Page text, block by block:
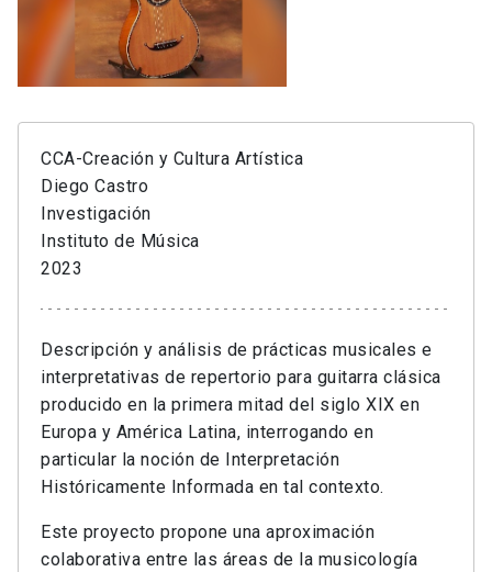
CCA-Creación y Cultura Artística
Diego Castro
Investigación
Instituto de Música
2023
Descripción y análisis de prácticas musicales e
interpretativas de repertorio para guitarra clásica
producido en la primera mitad del siglo XIX en
Europa y América Latina, interrogando en
particular la noción de Interpretación
Históricamente Informada en tal contexto.
Este proyecto propone una aproximación
colaborativa entre las áreas de la musicología